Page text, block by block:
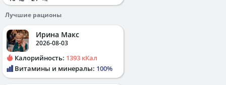
Лучшие рационы
Ирина Макс
2026-08-03
Калорийность: 1393 кКал
Витамины и минералы: 100%